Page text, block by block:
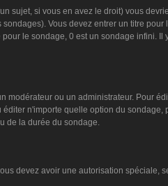
sujet, si vous en avez le droit) vous
Vous devez entrer un titre
le sondage, 0 est un sondage infini.
ou un administrateur. Pour
n'importe quelle option du
de la durée du sondage.
devez avoir une autorisation